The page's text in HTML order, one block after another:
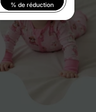
% de réduction
notre
Politique de